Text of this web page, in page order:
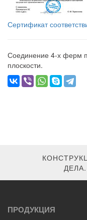
Сертификат
Соединение 4-х ферм
плоскости.
ДЕЛА.
ПРОДУКЦИЯ